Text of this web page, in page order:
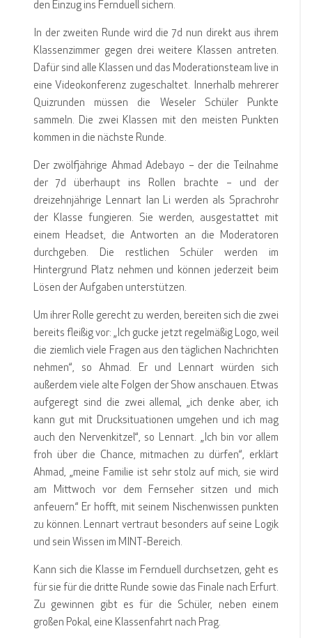
den Einzug ins Fernduell sichern.
In der zweiten Runde wird die 7d nun direkt aus ihrem
Klassenzimmer gegen drei weitere Klassen antreten.
Dafür sind alle Klassen und das Moderationsteam live in
eine Videokonferenz zugeschaltet. Innerhalb mehrerer
Quizrunden müssen die Weseler Schüler Punkte
sammeln. Die zwei Klassen mit den meisten Punkten
kommen in die nächste Runde.
Der zwölfjährige Ahmad Adebayo – der die Teilnahme
der 7d überhaupt ins Rollen brachte – und der
dreizehnjährige Lennart Ian Li werden als Sprachrohr
der Klasse fungieren. Sie werden, ausgestattet mit
einem Headset, die Antworten an die Moderatoren
durchgeben. Die restlichen Schüler werden im
Hintergrund Platz nehmen und können jederzeit beim
Lösen der Aufgaben unterstützen.
Um ihrer Rolle gerecht zu werden, bereiten sich die zwei
bereits fleißig vor: „Ich gucke jetzt regelmäßig Logo, weil
die ziemlich viele Fragen aus den täglichen Nachrichten
nehmen“, so Ahmad. Er und Lennart würden sich
außerdem viele alte Folgen der Show anschauen. Etwas
aufgeregt sind die zwei allemal, „ich denke aber, ich
kann gut mit Drucksituationen umgehen und ich mag
auch den Nervenkitzel“, so Lennart. „Ich bin vor allem
froh über die Chance, mitmachen zu dürfen“, erklärt
Ahmad, „meine Familie ist sehr stolz auf mich, sie wird
am Mittwoch vor dem Fernseher sitzen und mich
anfeuern.“ Er hofft, mit seinem Nischenwissen punkten
zu können. Lennart vertraut besonders auf seine Logik
und sein Wissen im MINT-Bereich.
Kann sich die Klasse im Fernduell durchsetzen, geht es
für sie für die dritte Runde sowie das Finale nach Erfurt.
Zu gewinnen gibt es für die Schüler, neben einem
großen Pokal, eine Klassenfahrt nach Prag.